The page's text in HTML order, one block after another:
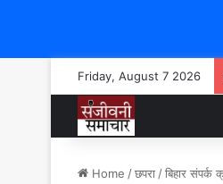
Friday, August 7 2026
Home /छपरा /बिहार